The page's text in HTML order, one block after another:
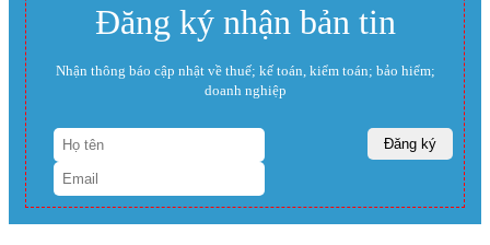
Đăng ký nhận bản tin
Nhận thông báo cập nhật về thuế; kế toán, kiểm toán; bảo hiểm;
doanh nghiệp